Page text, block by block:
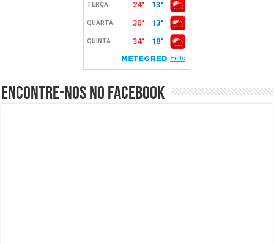
Encontre-nos no Facebook